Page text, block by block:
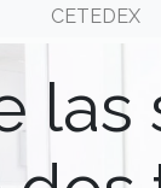
CETEDEX